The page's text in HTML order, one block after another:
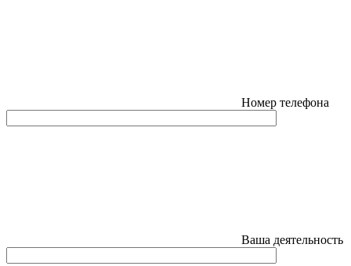
Номер телефона
Ваша деятельность